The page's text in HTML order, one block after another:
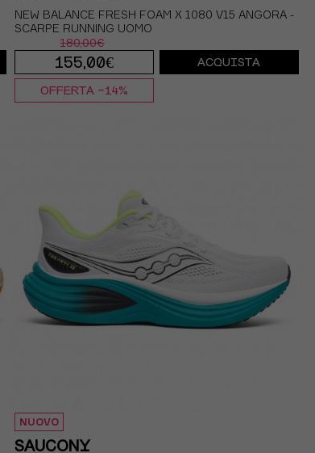
NEW BALANCE FRESH FOAM X 1080 V15 ANGORA -
SCARPE RUNNING UOMO
180,00€
155,00€
EUR 44 / US 10
EUR 45 / US 11 EUR 45.5 / US 11.5
ACQUISTA
OFFERTA -14%
NUOVO
SAUCONY